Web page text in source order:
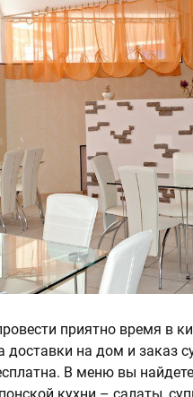
приятно время в
доставки на дом и заказ
В меню вы